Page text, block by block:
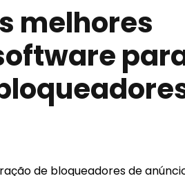
melhores
de bloqueadores de